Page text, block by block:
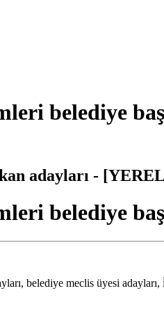
belediye
adayları -
belediye
belediye meclis üyesi